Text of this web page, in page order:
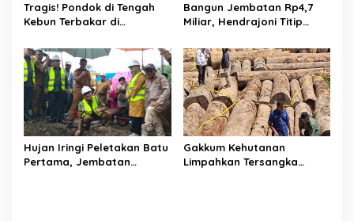
Tragis! Pondok di Tengah
Kebun Terbakar di
Tewas, Istri Alami Luka
Bakar
Bangun Jembatan Rp4,7
Miliar, Hendrajoni Titip
Tebang Hutan
Sembarangan
Hujan Iringi Peletakan Batu
Pertama, Jembatan
Gakkum Kehutanan
Limpahkan Tersangka